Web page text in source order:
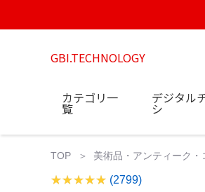
GBI.TECHNOLOGY
カテゴリ一
覧
デジタル
シ
TOP 美術品・アンティーク・
(2799)